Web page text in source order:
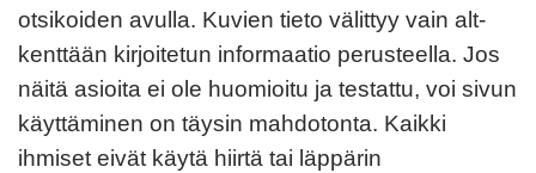
otsikoiden avulla. Kuvien tieto välittyy vain alt-
kenttään kirjoitetun informaatio perusteella. Jos
näitä asioita ei ole huomioitu ja testattu, voi sivun
käyttäminen on täysin mahdotonta. Kaikki
ihmiset eivät käytä hiirtä tai läppärin